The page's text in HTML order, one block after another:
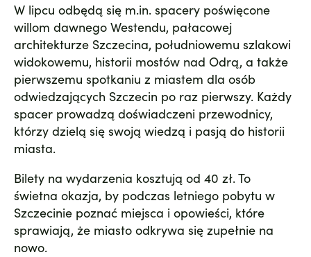
W lipcu odbędą się m.in. spacery poświęcone
willom dawnego Westendu, pałacowej
architekturze Szczecina, południowemu szlakowi
widokowemu, historii mostów nad Odrą, a także
pierwszemu spotkaniu z miastem dla osób
odwiedzających Szczecin po raz pierwszy. Każdy
spacer prowadzą doświadczeni przewodnicy,
którzy dzielą się swoją wiedzą i pasją do historii
miasta.
Bilety na wydarzenia kosztują od 40 zł. To
świetna okazja, by podczas letniego pobytu w
Szczecinie poznać miejsca i opowieści, które
sprawiają, że miasto odkrywa się zupełnie na
nowo.